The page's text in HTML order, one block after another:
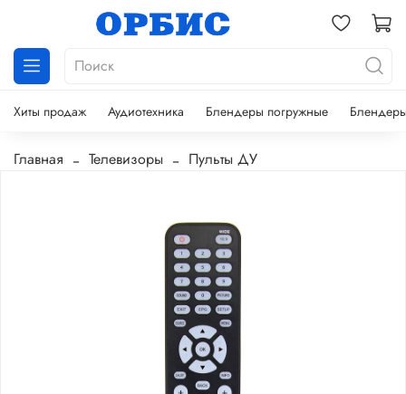
Хиты продаж Аудиотехника Блендеры погружные
Главная Телевизоры Пульты ДУ